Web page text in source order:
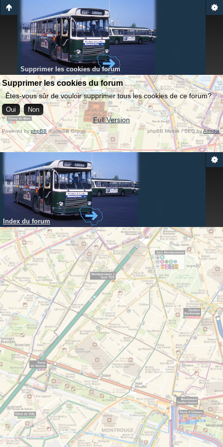
Supprimer les cookies du forum
Supprimer les cookies du forum
Êtes-vous sûr de vouloir supprimer tous les cookies de ce forum?
Full Version
Powered byphpBB © phpBB Group. phpBB Mobile / SEO byArtodia.
Index du forum